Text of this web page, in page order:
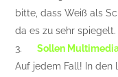
bitte, dass Weiß als
da es zu sehr spiegelt.
3.
Sollen
Auf jedem Fall! In den